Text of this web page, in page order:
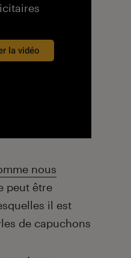
la vidéo
nous
peut être
il est
de capuchons